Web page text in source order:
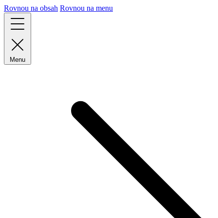
Rovnou na obsah Rovnou na menu
Menu